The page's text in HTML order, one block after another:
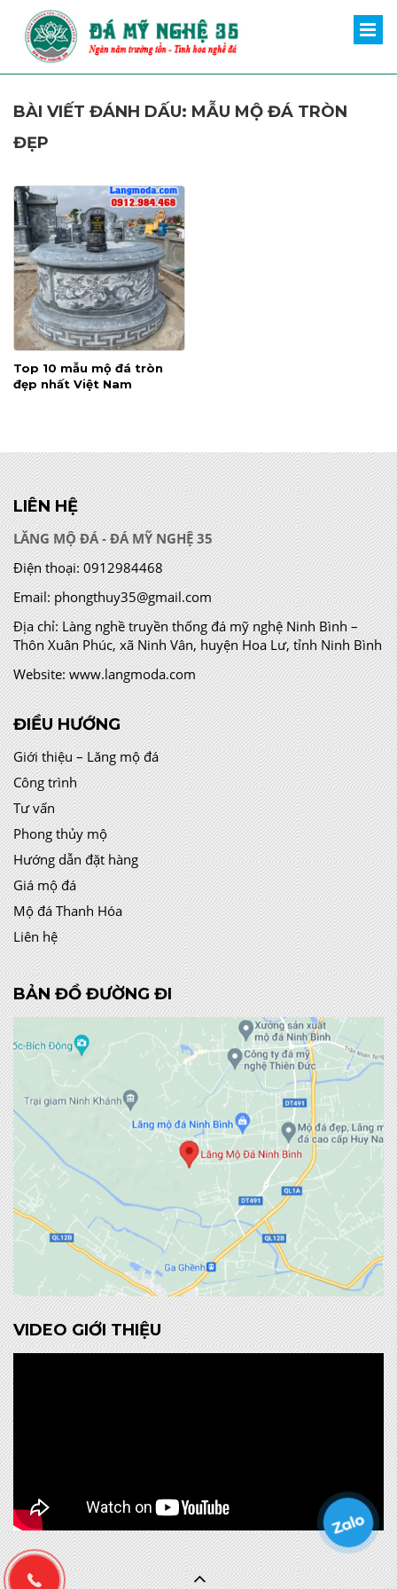
BÀI VIẾT ĐÁNH DẤU: MẪU MỘ ĐÁ TRÒN
ĐẸP
Top 10 mẫu mộ đá tròn
đẹp nhất Việt Nam
LIÊN HỆ
LĂNG MỘ ĐÁ - ĐÁ MỸ NGHỆ 35
Điện thoại: 0912984468
Email: phongthuy35@gmail.com
Địa chỉ:Làng nghề truyền thống đá mỹ nghệ Ninh Bình –
Thôn Xuân Phúc, xã Ninh Vân, huyện Hoa Lư, tỉnh Ninh Bình
Website: www.langmoda.com
ĐIỀU HƯỚNG
Giới thiệu – Lăng mộ đá
Công trình
Tư vấn
Phong thủy mộ
Hướng dẫn đặt hàng
Giá mộ đá
Mộ đá Thanh Hóa
Liên hệ
BẢN ĐỒ ĐƯỜNG ĐI
VIDEO GIỚI THIỆU